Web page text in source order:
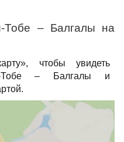
Тобе – Балгалы на
чтобы увидеть
Тобе – Балгалы и